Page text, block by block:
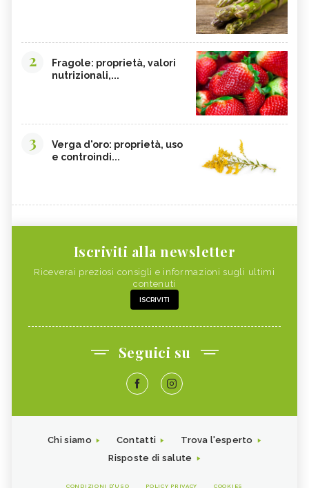
2
Fragole: proprietà, valori
nutrizionali,...
3
Verga d'oro: proprietà, uso
e controindi...
Iscriviti alla newsletter
Riceverai preziosi consigli e informazioni sugli ultimi
contenuti
ISCRIVITI
Seguici su
Chi siamo Contatti
Trova l'esperto
Risposte di salute
CONDIZIONI D'USO POLICY PRIVACY COOKIES